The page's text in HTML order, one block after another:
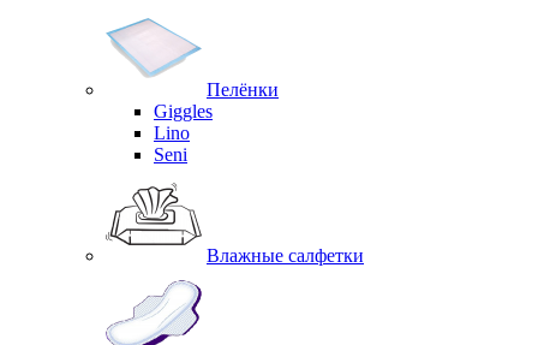
Пелёнки
Giggles
Lino
Seni
Влажные салфетки